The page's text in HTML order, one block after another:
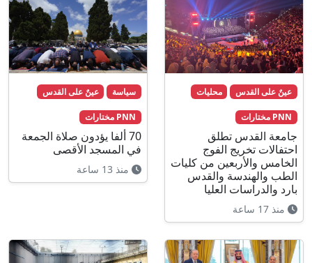
عينٌ على القدس محليات
PNN مختارات
جامعة القدس تطلق
احتفالات تخريج الفوج
الخامس والأربعين من كليات
الطب والهندسة والقدس
بارد والدراسات العليا
منذ 17 ساعة
سياسة عينٌ على القدس
PNN مختارات
70 ألفا يؤدون صلاة الجمعة
في المسجد الأقصى
منذ 13 ساعة